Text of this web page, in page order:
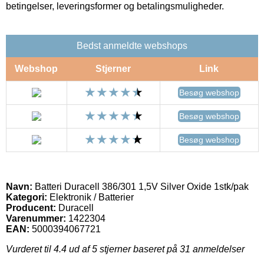
betingelser, leveringsformer og betalingsmuligheder.
Bedst anmeldte webshops
Webshop Stjerner Link
Besøg webshop
Besøg webshop
Besøg webshop
Navn: Batteri Duracell 386/301 1,5V Silver Oxide 1stk/pak
Kategori: Elektronik / Batterier
Producent: Duracell
Varenummer: 1422304
EAN: 5000394067721
Vurderet til 4.4 ud af 5 stjerner baseret på 31 anmeldelser